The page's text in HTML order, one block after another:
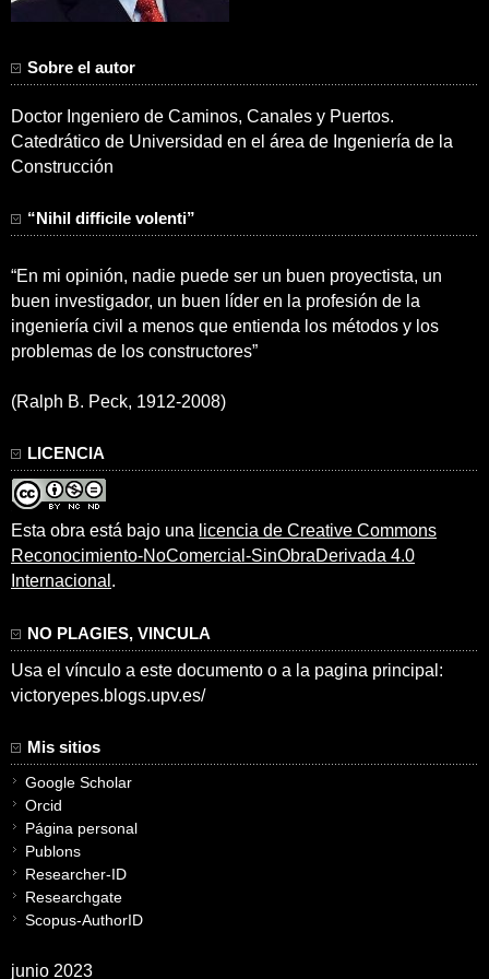
Sobre el autor
Doctor Ingeniero de Caminos, Canales y Puertos.
Catedrático de Universidad en el área de Ingeniería de la
Construcción
“Nihil difficile volenti”
“En mi opinión, nadie puede ser un buen proyectista, un
buen investigador, un buen líder en la profesión de la
ingeniería civil a menos que entienda los métodos y los
problemas de los constructores”
(Ralph B. Peck, 1912-2008)
LICENCIA
Esta obra está bajo una licencia de Creative Commons
Reconocimiento-NoComercial-SinObraDerivada 4.0
Internacional .
NO PLAGIES, VINCULA
Usa el vínculo a este documento o a la pagina principal:
victoryepes.blogs.upv.es/
Mis sitios
Google Scholar
Orcid
Página personal
Publons
Researcher-ID
Researchgate
Scopus-AuthorID
junio 2023